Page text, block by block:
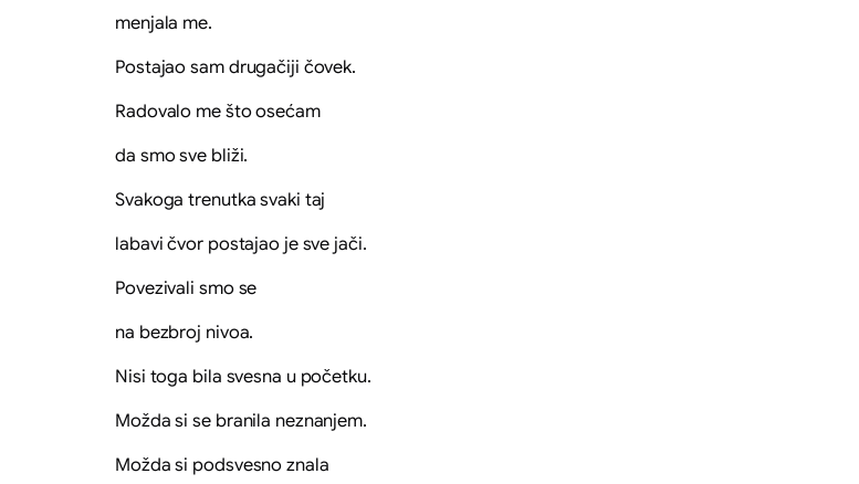
menjala me.
Postajao sam drugačiji čovek.
Radovalo me što osećam
da smo sve bliži.
Svakoga trenutka svaki taj
labavi čvor postajao je sve jači.
Povezivali smo se
na bezbroj nivoa.
Nisi toga bila svesna u početku.
Možda si se branila neznanjem.
Možda si podsvesno znala